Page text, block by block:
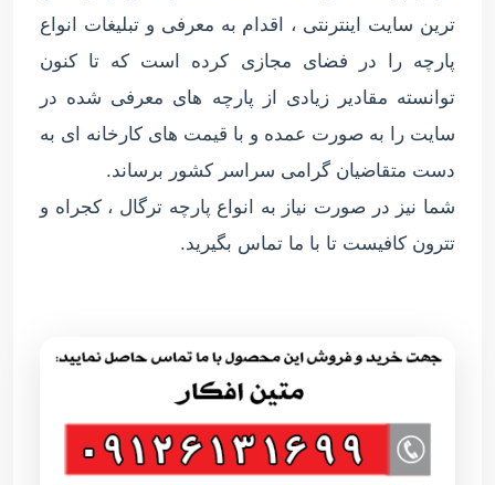
ترین سایت اینترنتی ، اقدام به معرفی و تبلیغات انواع
پارچه را در فضای مجازی کرده است که تا کنون
توانسته مقادیر زیادی از پارچه های معرفی شده در
سایت را به صورت عمده و با قیمت های کارخانه ای به
دست متقاضیان گرامی سراسر کشور برساند.
شما نیز در صورت نیاز به انواع پارچه ترگال ، کجراه و
تترون کافیست تا با ما تماس بگیرید.